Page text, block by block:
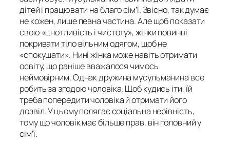
дітей і працювати на благо сім’ї. Звісно, так думає
не кожен, лише певна частина. Але щоб показати
свою «цнотливість і чистоту», жінки повинні
покривати тіло вільним одягом, щоб не
«спокушати». Нині жінка може навіть отримати
освіту, що раніше вважалося чимось
неймовірним. Однак дружина мусульманина все
робить за згодою чоловіка. Щоб кудись іти, їй
треба попередити чоловіка й отримати його
дозвіл. У цьому полягає соціальна нерівність,
тому що чоловік має більше прав, він головний у
сім’ї.